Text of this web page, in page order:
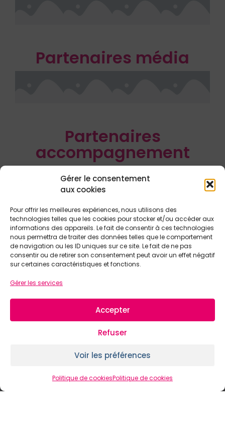
Gérer le consentement
aux cookies
Pour offrir les meilleures expériences, nous utilisons des
technologies telles que les cookies pour stocker et/ou accéder aux
informations des appareils. Le fait de consentir à ces technologies
nous permettra de traiter des données telles que le comportement
de navigation ou les ID uniques sur ce site. Le fait de ne pas
consentir ou de retirer son consentement peut avoir un effet négatif
sur certaines caractéristiques et fonctions.
Gérer les services
Accepter
Refuser
Voir les préférences
Politique de cookiesPolitique de cookies
Partenaires média
Partenaires
accompagnement
PRÊT À TRANSFORMER
VOTRE ENSEIGNE ?